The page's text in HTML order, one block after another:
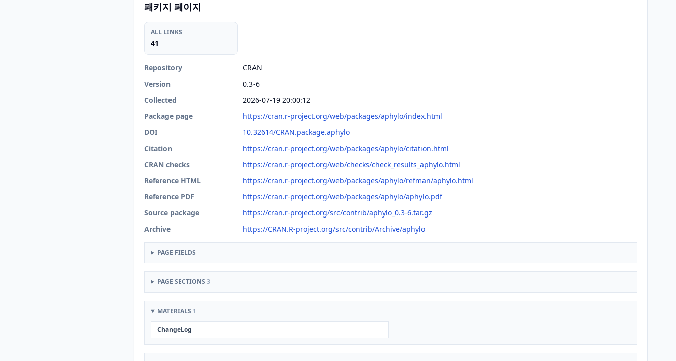
패키지 페이지
ALL LINKS
41
Repository
CRAN
Version
0.3-6
Collected
2026-07-19 20:00:12
Package page
https://cran.r-project.org/web/packages/aphylo/index.html
DOI
10.32614/CRAN.package.aphylo
Citation
https://cran.r-project.org/web/packages/aphylo/citation.html
CRAN checks
https://cran.r-project.org/web/checks/check_results_aphylo.html
Reference HTML
https://cran.r-project.org/web/packages/aphylo/refman/aphylo.html
Reference PDF
https://cran.r-project.org/web/packages/aphylo/aphylo.pdf
Source package
https://cran.r-project.org/src/contrib/aphylo_0.3-6.tar.gz
Archive
https://CRAN.R-project.org/src/contrib/Archive/aphylo
PAGE FIELDS
PAGE SECTIONS 3
MATERIALS 1
ChangeLog